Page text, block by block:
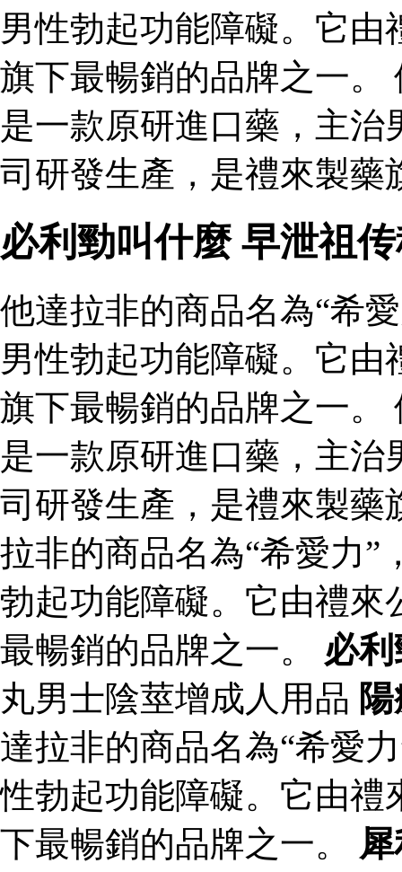
男性勃起功能障礙。它
旗下最暢銷的品牌之一。
是一款原研進口藥，主
司研發生產，是禮來製藥
必利勁叫什麼 早泄祖
他達拉非的商品名為“希
男性勃起功能障礙。它
旗下最暢銷的品牌之一。
是一款原研進口藥，主
司研發生產，是禮來製藥
拉非的商品名為“希愛力”
勃起功能障礙。它由禮來
最暢銷的品牌之一。 必
丸男士陰莖增成人用品
達拉非的商品名為“希愛
性勃起功能障礙。它由禮
下最暢銷的品牌之一。